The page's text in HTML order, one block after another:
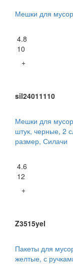
Мешки для
4.8
10
+
sil24011110
Мешки для
штук, черные, 2
размер, Силачи
4.6
12
+
Z3515yel
Пакеты для
желтые, с